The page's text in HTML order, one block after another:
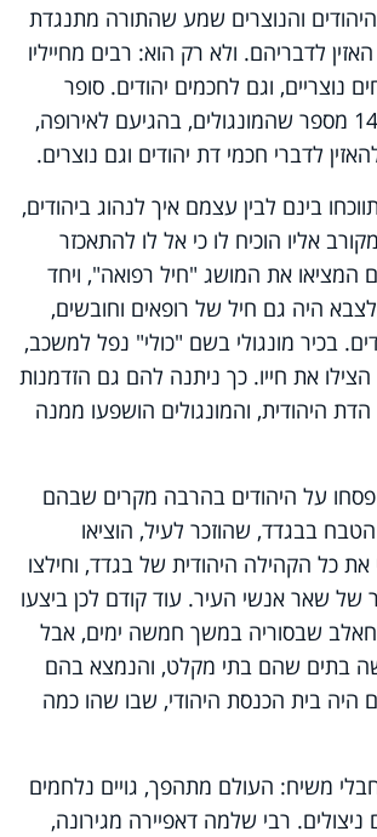
והנוצרים שמע שהתורה מתנגדת
האזין לדבריהם. ולא רק הוא: רבים מחייליו
נוצריים, וגם לחכמים יהודים. סופר
גרמני מהמאה ה-14 מספר שהמונגולים, בהגיעם לאירופה,
לדברי חכמי דת יהודים וגם נוצרים.
בינם לבין עצמם איך לנהוג ביהודים,
אליו הוכיח לו כי אל לו להתאכזר
המציאו את המושג "חיל רפואה", ויחד
היה גם חיל של רופאים וחובשים,
בכיר מונגולי בשם "כולי" נפל למשכב,
הצילו את חייו. כך ניתנה להם גם הזדמנות
היהודית, והמונגולים הושפעו ממנה
על היהודים בהרבה מקרים שבהם
בבגדד, שהוזכר לעיל, הוציאו
את כל הקהילה היהודית של בגדד, וחילצו
של שאר אנשי העיר. עוד קודם לכן ביצעו
שבסוריה במשך חמשה ימים, אבל
בתים שהם בתי מקלט, והנמצא בהם
היה בית הכנסת היהודי, שבו שהו כמה
משיח: העולם מתהפך, גויים נלחמים
ניצולים. רבי שלמה דאפיירה מגירונה,